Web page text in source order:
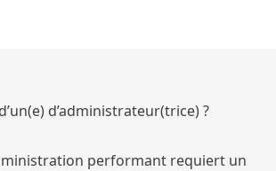
d’administrateur(trice) ?
performant requiert un